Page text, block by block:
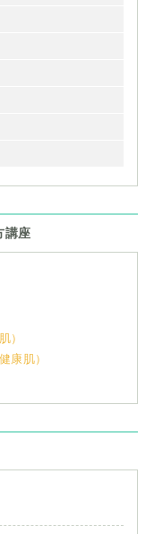
講座
）
康肌）